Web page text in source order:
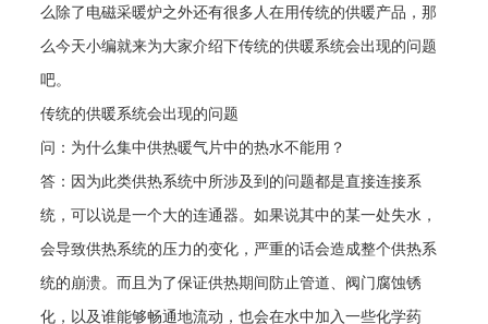
么除了电磁采暖炉之外还有很多人在用传统的供暖产品，那
么今天小编就来为大家介绍下传统的供暖系统会出现的问题
吧。
传统的供暖系统会出现的问题
问：为什么集中供热暖气片中的热水不能用？
答：因为此类供热系统中所涉及到的问题都是直接连接系
统，可以说是一个大的连通器。如果说其中的某一处失水，
会导致供热系统的压力的变化，严重的话会造成整个供热系
统的崩溃。而且为了保证供热期间防止管道、阀门腐蚀锈
化，以及谁能够畅通地流动，也会在水中加入一些化学药